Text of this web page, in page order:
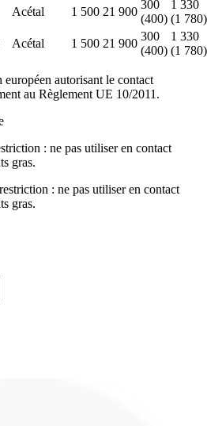
Acétal 1 500 21 900
300
(400)
1 330
(1 780)
Acétal 1 500 21 900
300
(400)
1 330
(1 780)
autorisant le contact
au Règlement UE 10/2011.
: ne pas utiliser en contact
gras.
: ne pas utiliser en contact
gras.